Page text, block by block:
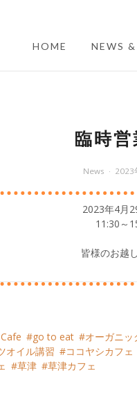
HOME NEWS
臨時
News 2023
2023年4月
11:30～
皆様のお越
go to eat オーガニッ
オイル講習
ココヤシカフェ
草津 草津カフェ